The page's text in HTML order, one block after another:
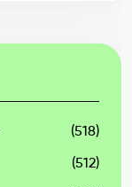
(518)
(512)